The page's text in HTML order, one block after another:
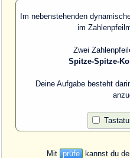
Im nebenstehenden
im
Zwei
Spitze-Spitze-
Deine Aufgabe besteht
Mit prüfekannst du